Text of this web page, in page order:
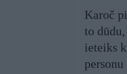
Karoč
to
ieteiks